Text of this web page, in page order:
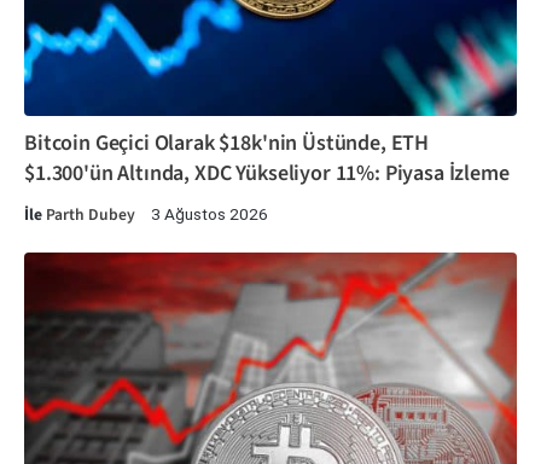
Bitcoin Geçici Olarak $18k'nin Üstünde, ETH
$1.300'ün Altında, XDC Yükseliyor 11%: Piyasa İzleme
İle Parth Dubey 3 Ağustos 2026